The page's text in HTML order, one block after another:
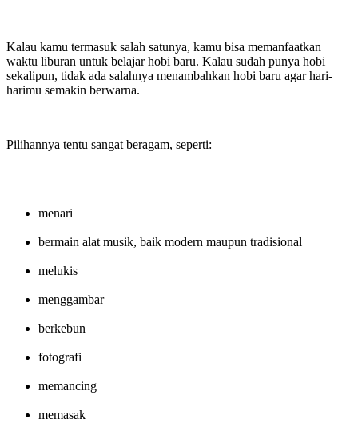
Kalau kamu termasuk salah satunya, kamu bisa memanfaatkan
waktu liburan untuk belajar hobi baru. Kalau sudah punya hobi
sekalipun, tidak ada salahnya menambahkan hobi baru agar hari-
harimu semakin berwarna.
Pilihannya tentu sangat beragam, seperti:
menari
bermain alat musik, baik modern maupun tradisional
melukis
menggambar
berkebun
fotografi
memancing
memasak